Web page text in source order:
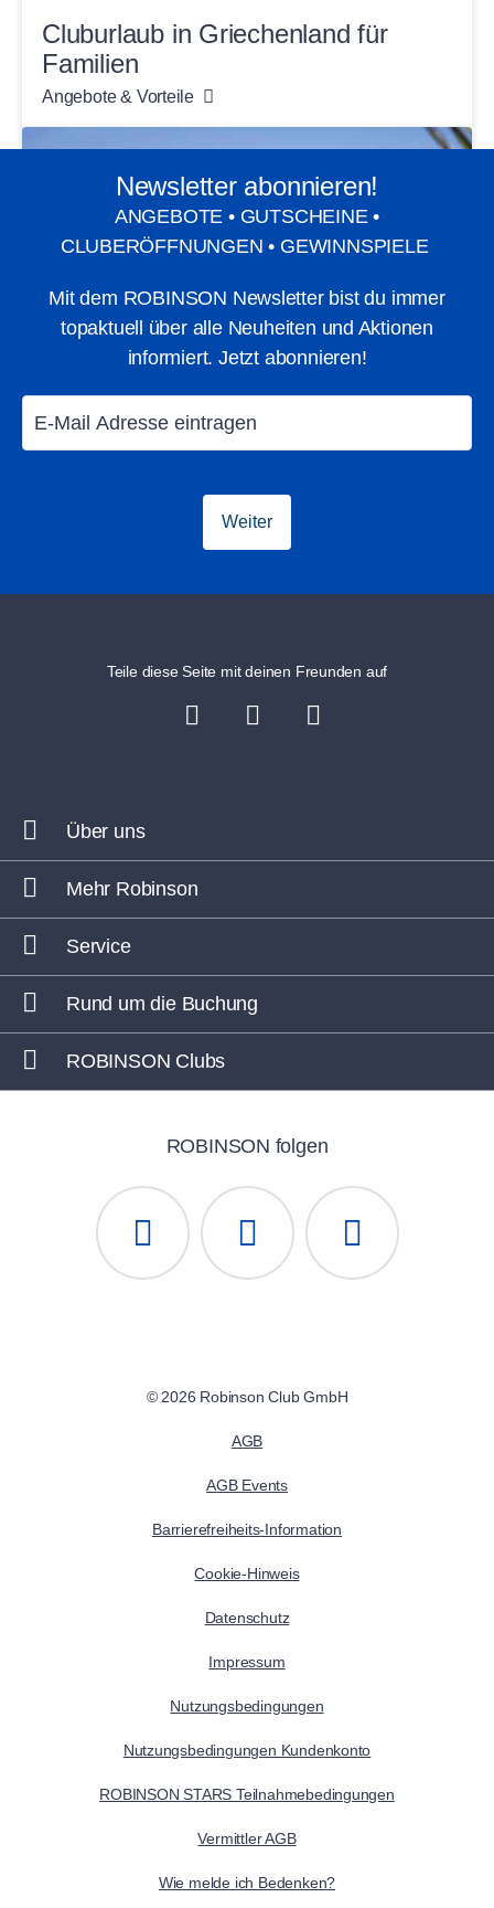
Cluburlaub in Griechenland für
Familien
Angebote & Vorteile
Newsletter abonnieren!
ANGEBOTE • GUTSCHEINE •
CLUBERÖFFNUNGEN • GEWINNSPIELE
Mit dem ROBINSON Newsletter bist du immer
topaktuell über alle Neuheiten und Aktionen
informiert. Jetzt abonnieren!
Weiter
Teile diese Seite mit deinen Freunden auf
Über uns
Mehr Robinson
Service
Rund um die Buchung
ROBINSON Clubs
ROBINSON folgen
© 2026 Robinson Club GmbH
AGB
AGB Events
Barrierefreiheits-Information
Cookie-Hinweis
Datenschutz
Impressum
Nutzungsbedingungen
Nutzungsbedingungen Kundenkonto
ROBINSON STARS Teilnahmebedingungen
Vermittler AGB
Wie melde ich Bedenken?